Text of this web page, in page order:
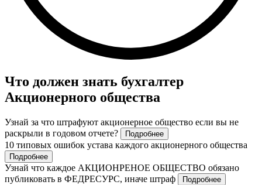
Что должен знать бухгалтер
Акционерного общества
Узнай за что штрафуют акционерное общество если вы не
раскрыли в годовом отчете?
Подробнее
10 типовых ошибок устава каждого акционерного общества
Подробнее
Узнай что каждое АКЦИОНРЕНОЕ ОБЩЕСТВО обязано
публиковать в ФЕДРЕСУРС, иначе штраф
Подробнее